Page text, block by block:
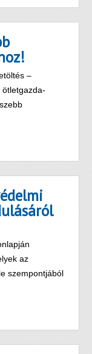
–
ötletgazda-
az
szempontjából